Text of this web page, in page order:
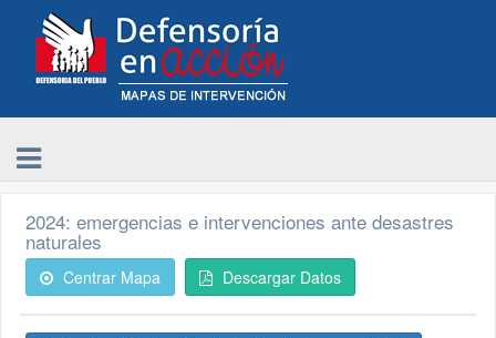
2024: emergencias e intervenciones ante desastres
naturales
Centrar Mapa Descargar Datos